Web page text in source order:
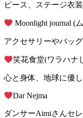
ピース、ステージ衣
Moonlight journal (
アクセサリーやバッ
笑花食堂(ワラハナ
心と身体、地球に優
Dar Nejma
ダンサーAimiさんセ